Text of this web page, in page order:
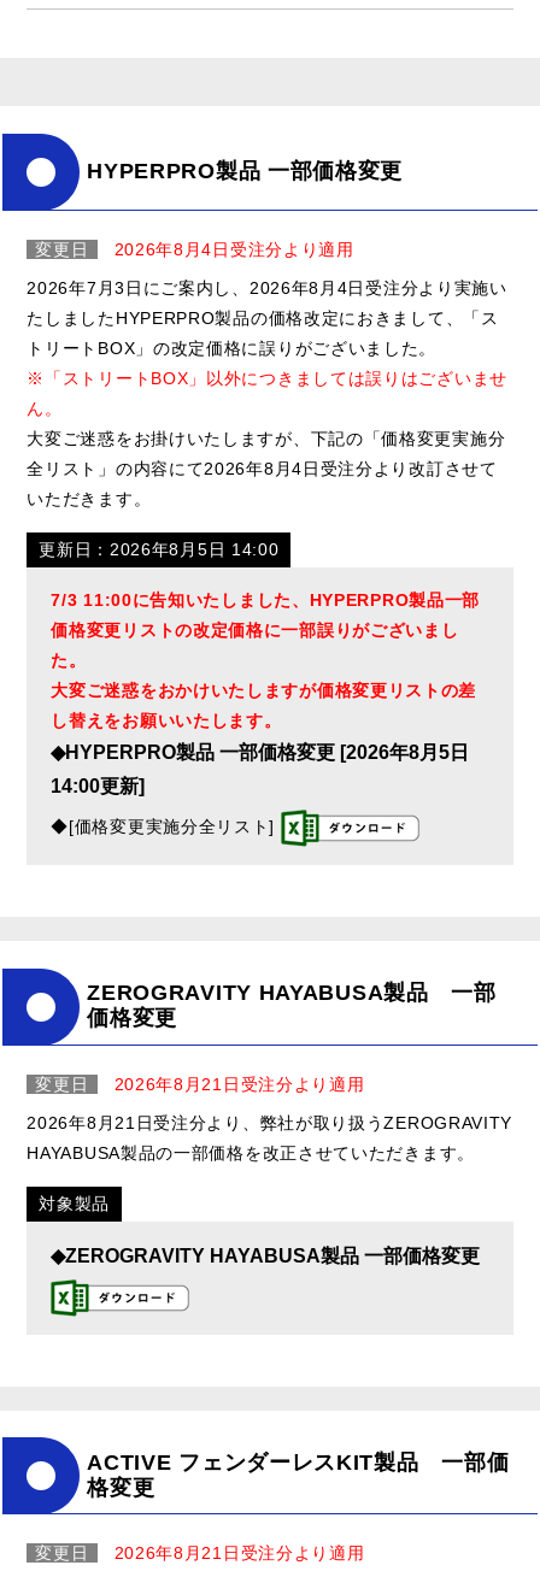
HYPERPRO製品 一部価格変更
変更日
2026年8月4日受注分より適用
2026年7月3日にご案内し、2026年8月4日受注分より実施い
たしましたHYPERPRO製品の価格改定におきまして、「ス
トリートBOX」の改定価格に誤りがございました。
※「ストリートBOX」以外につきましては誤りはございませ
ん。
大変ご迷惑をお掛けいたしますが、下記の「価格変更実施分
全リスト」の内容にて2026年8月4日受注分より改訂させて
いただきます。
更新日：2026年8月5日 14:00
7/3 11:00に告知いたしました、HYPERPRO製品一部
価格変更リストの改定価格に一部誤りがございまし
た。
大変ご迷惑をおかけいたしますが価格変更リストの差
し替えをお願いいたします。
◆HYPERPRO製品 一部価格変更 [2026年8月5日
14:00更新]
◆[価格変更実施分全リスト]
ZEROGRAVITY HAYABUSA製品 一部
価格変更
変更日
2026年8月21日受注分より適用
2026年8月21日受注分より、弊社が取り扱うZEROGRAVITY
HAYABUSA製品の一部価格を改正させていただきます。
対象製品
◆ZEROGRAVITY HAYABUSA製品 一部価格変更
ACTIVE フェンダーレスKIT製品 一部価
格変更
変更日
2026年8月21日受注分より適用